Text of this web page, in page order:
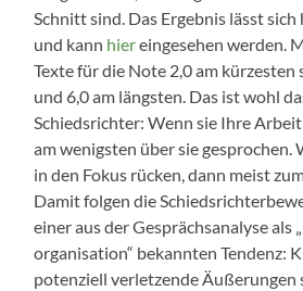
Schnitt sind. Das Ergebnis lässt
und kann hiereingesehen werden.
Texte für die Note 2,0 am kürzesten
und 6,0 am längsten. Das ist wohl
Schiedsrichter: Wenn sie Ihre
am wenigsten über sie gesprochen.
in den Fokus rücken, dann meist
Damit folgen die
einer aus der Gesprächsanalyse als
organisation“ bekannten Tendenz:
potenziell verletzende